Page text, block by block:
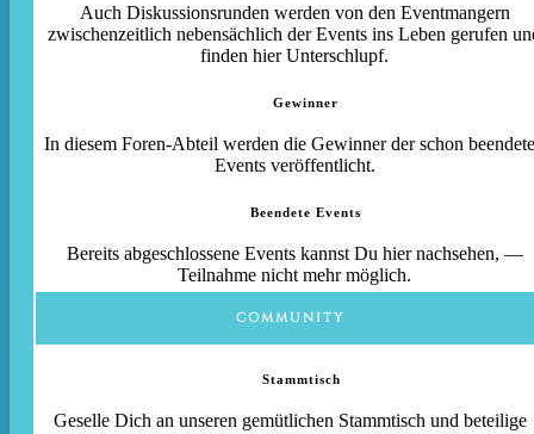
Auch Diskussionsrunden werden von den Eventmangern
zwischenzeitlich nebensächlich der Events ins Leben gerufen
finden hier Unterschlupf.
Gewinner
In diesem Foren-Abteil werden die Gewinner der schon
Events veröffentlicht.
Beendete Events
Bereits abgeschlossene Events kannst Du hier nachsehen, —
Teilnahme nicht mehr möglich.
COMMUNITY
Stammtisch
Geselle Dich an unseren gemütlichen Stammtisch und beteilige